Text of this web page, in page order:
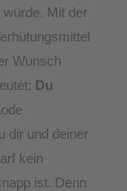
Mit der
Wunsch
Du
dir und deiner
kein
ist. Denn